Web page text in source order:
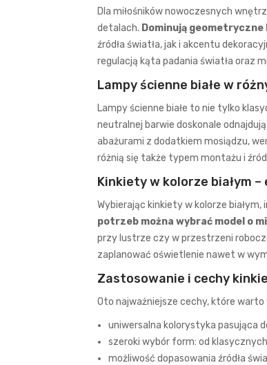
Dla miłośników nowoczesnych
detalach. Dominują
źródła światła, jak i akcentu
regulacją kąta padania światła oraz
Lampy ścienne białe w
Lampy ścienne białe to nie tylko
neutralnej barwie doskonale
abażurami z dodatkiem mosiądzu,
różnią się także typem montażu i
Kinkiety w kolorze białym
Wybierając kinkiety w kolorze
potrzeb można wybrać model o
przy lustrze czy w przestrzeni
zaplanować oświetlenie nawet w
Zastosowanie i cechy
Oto najważniejsze cechy, które warto
uniwersalna kolorystyka pasująca
szeroki wybór form: od
możliwość dopasowania źródła